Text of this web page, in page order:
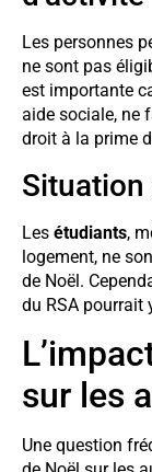
Les personnes
ne sont pas
est importante
aide sociale, ne
droit à la prime
Les étudiants,
logement, ne
de Noël.
du RSA pourrait
sur les
Une question